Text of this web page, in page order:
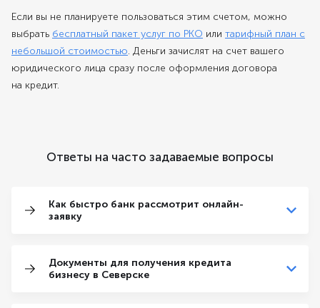
Если вы не планируете пользоваться этим счетом, можно
выбрать бесплатный пакет услуг по РКО или тарифный план с
небольшой стоимостью. Деньги зачислят на счет вашего
юридического лица сразу после оформления договора
на кредит.
Ответы на часто задаваемые вопросы
Как быстро банк рассмотрит онлайн-
заявку
Документы для получения кредита
бизнесу в Северске